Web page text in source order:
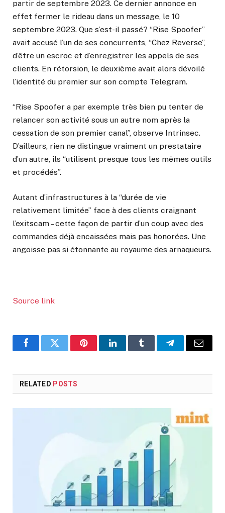
partir de septembre 2023. Ce dernier annonce en
effet fermer le rideau dans un message, le 10
septembre 2023. Que s’est-il passé? “Rise Spoofer”
avait accusé l’un de ses concurrents, “Chez Reverse”,
d’être un escroc et d’enregistrer les appels de ses
clients. En rétorsion, le deuxième avait alors dévoilé
l’identité du premier sur son compte Telegram.
“Rise Spoofer a par exemple très bien pu tenter de
relancer son activité sous un autre nom après la
cessation de son premier canal”, observe Intrinsec.
D’ailleurs, rien ne distingue vraiment un prestataire
d’un autre, ils “utilisent presque tous les mêmes outils
et procédés”.
Autant d’infrastructures à la “durée de vie
relativement limitée” face à des clients craignant
l’exitscam – cette façon de partir d’un coup avec des
commandes déjà encaissées mais pas honorées. Une
angoisse pas si étonnante au royaume des arnaqueurs.
Source link
FacebookTwitter PinterestLinkedInTumblr TelegramEmail
RELATED POSTS